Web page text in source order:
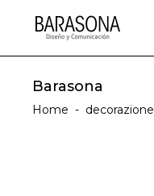
Barasona
Home - decorazione